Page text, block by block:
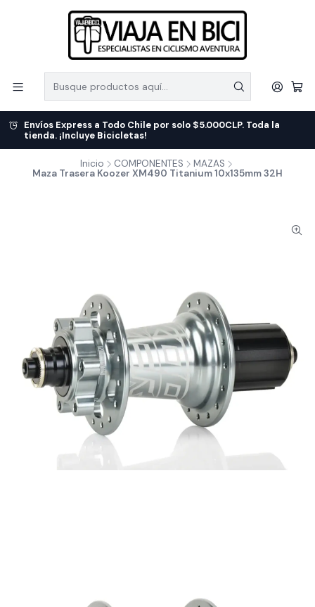
Envíos Express a Todo Chile por solo $5.000CLP. Toda la
tienda. ¡Incluye Bicicletas!
Inicio COMPONENTES
MAZAS
Maza Trasera Koozer XM490 Titanium 10x135mm 32H